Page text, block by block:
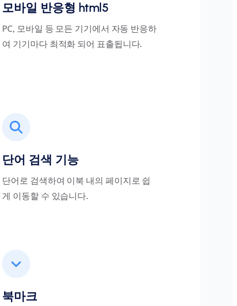
모바일 반응형 html5
PC, 모바일 등 모든 기기에서 자동 반응하
여 기기마다 최적화 되어 표출됩니다.
단어 검색 기능
단어로 검색하여 이북 내의 페이지로 쉽
게 이동할 수 있습니다.
북마크